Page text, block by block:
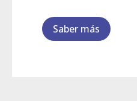
Saber más